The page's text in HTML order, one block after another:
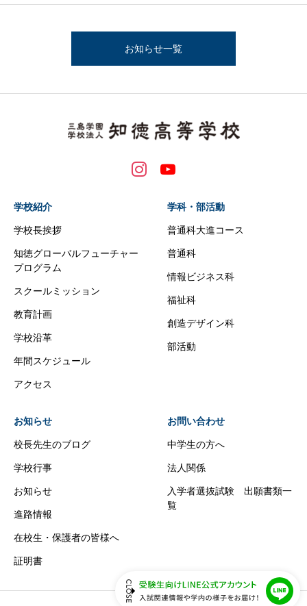
お知らせ一覧
学校紹介
学校長挨拶
知徳グローバルフューチャー
プログラム
スクールミッション
教育計画
学校沿革
年間スケジュール
アクセス
学科・部活動
普通科大進コース
普通科
情報ビジネス科
福祉科
創造デザイン科
部活動
お知らせ
校長先生のブログ
学校行事
お知らせ
進路情報
在校生・保護者の皆様へ
証明書
お問い合わせ
中学生の方へ
法人関係
入学者選抜試験 出願書類一
覧